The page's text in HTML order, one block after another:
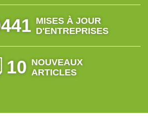
MISES À JOUR
D'ENTREPRISES
10 NOUVEAUX
ARTICLES